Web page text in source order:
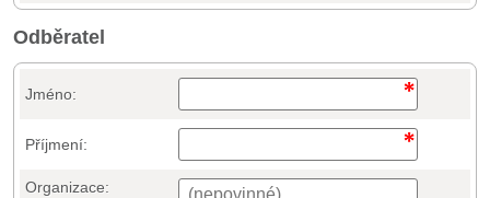
Odběratel
Jméno:
Příjmení:
Organizace: